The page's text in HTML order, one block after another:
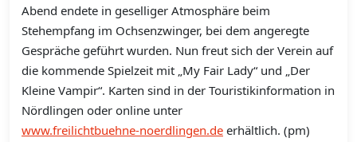
Abend endete in geselliger Atmosphäre beim
Stehempfang im Ochsenzwinger, bei dem angeregte
Gespräche geführt wurden. Nun freut sich der Verein auf
die kommende Spielzeit mit „My Fair Lady“ und „Der
Kleine Vampir“. Karten sind in der Touristikinformation in
Nördlingen oder online unter
www.freilichtbuehne-noerdlingen.de erhältlich. (pm)